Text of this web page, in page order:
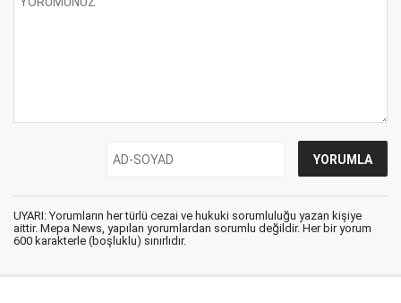
UYARI: Yorumların her türlü cezai ve hukuki sorumluluğu yazan kişiye
aittir. Mepa News, yapılan yorumlardan sorumlu değildir. Her bir yorum
600 karakterle (boşluklu) sınırlıdır.